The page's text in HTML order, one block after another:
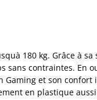
180 kg. Grâce à
contraintes. En
Gaming et son confort
en plastique